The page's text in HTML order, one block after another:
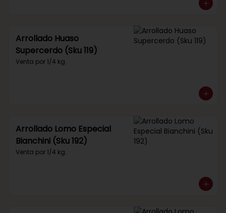
Arrollado Huaso
Supercerdo (Sku 119)
Venta por 1/4 kg.
Arrollado Lomo Especial
Bianchini (Sku 192)
Venta por 1/4 kg.